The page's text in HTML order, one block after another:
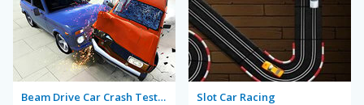
Beam Drive Car Crash Test Simulator Slot Car Racing